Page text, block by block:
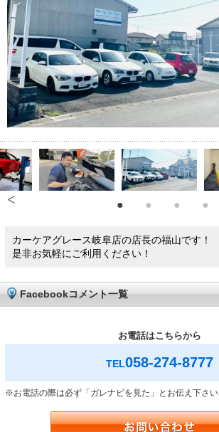
カーケアグレース岐阜店の店長の福山です！
是非お気軽にご利用ください！
Facebookコメント一覧
お電話はこちらから
TEL058-274-8777
※お電話の際は必ず「ガレナビを見た」とお伝え下さい